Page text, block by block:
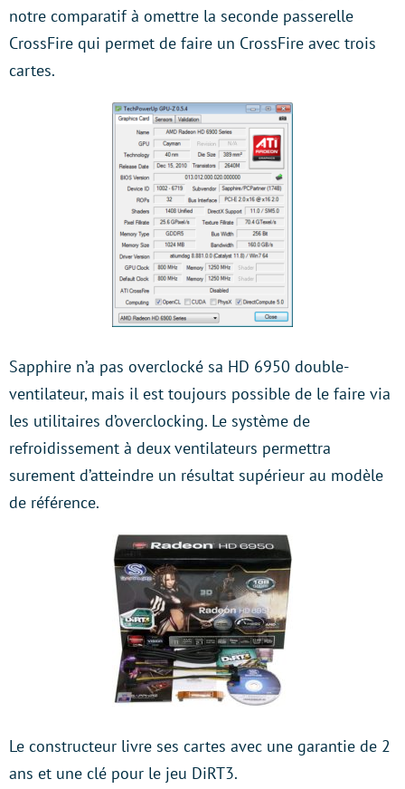
notre comparatif à omettre la seconde passerelle
CrossFire qui permet de faire un CrossFire avec trois
cartes.
Sapphire n’a pas overclocké sa HD 6950 double-
ventilateur, mais il est toujours possible de le faire via
les utilitaires d’overclocking. Le système de
refroidissement à deux ventilateurs permettra
surement d’atteindre un résultat supérieur au modèle
de référence.
Le constructeur livre ses cartes avec une garantie de 2
ans et une clé pour le jeu DiRT3.